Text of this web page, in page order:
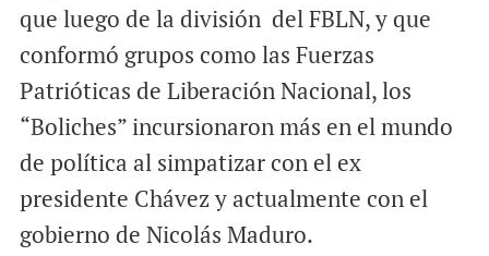
que luego de la división del FBLN, y que
conformó grupos como las Fuerzas
Patrióticas de Liberación Nacional, los
“Boliches” incursionaron más en el mundo
de política al simpatizar con el ex
presidente Chávez y actualmente con el
gobierno de Nicolás Maduro.